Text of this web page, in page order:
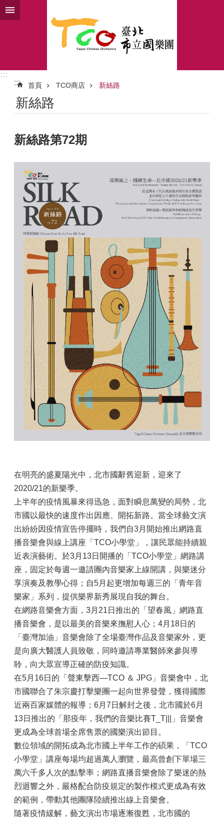
跳到主要內容區塊
:::
:::
首頁 TCO商店 新絲路
新絲路
新絲路第72期
在明亮的盛夏陽光中，北市國辭舊迎新，迎來了
2020/21的新樂季。
上半年的疫情風暴來得迅急，面對瞬息萬變的局勢，北
市國以最快的速度作出因應、開拓新路。當全球藝文演
出紛紛因疫情宣告停擺時，我們自3月開始推出網路直
播音樂會與線上講座「TCO小學堂」，讓民眾能持續親
近表演藝術。於3月13日開播的「TCO小學堂」網路講
座，固定於每週一邀請團內音樂家上線開講，與樂迷分
享演奏及教學心得；自5月起更增加每週三的「青年音
樂家」系列，提供樂界新秀展現自我的舞台。
在網路音樂會方面，3月21日推出的「望春風」網路直
播音樂會，是以最美的音樂來撫慰人心；4月18日的
「臺灣加油」音樂會除了全場臺灣作品及音樂家外，更
是向廣大醫護人員致敬，同時邀請專業醫師來參與導
聆，向大眾宣導正確的防疫知識。
在5月16日的「聲東擊西—TCO ＆ JPG」音樂會中，北
市國聯合了朱宗慶打擊樂團一起向世界發聲，獲得國際
近兩百家媒體的報導；6月7日解封之後，北市國於6月
13日推出的「那疫年，我們的音樂比賽T_T|||」音樂會
更成為全球首場全席售票的國樂演出節目。
數位領域的開拓成為北市國上半年工作的碩果，「TCO
小學堂」講座每場均超過萬人瀏覽，最高曾創下單場三
萬六千多人次的點擊率；網路直播音樂會除了樂迷的熱
烈迴響之外，嚴格配合防疫規定的製作模式更成為有效
的範例，帶動其他團隊陸續推出線上音樂會。
隨著疫情緩解，藝文演出市場逐漸復甦，北市國的